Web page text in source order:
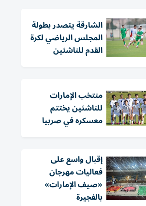
الشارقة يتصدر بطولة
المجلس الرياضي لكرة
القدم للناشئين
منتخب الإمارات
للناشئين يختتم
معسكره في صربيا
إقبال واسع على
فعاليات مهرجان
«صيف الإمارات»
بالفجيرة